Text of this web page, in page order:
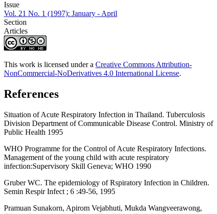
Issue
Vol. 21 No. 1 (1997): January - April
Section
Articles
This work is licensed under a Creative Commons Attribution-
NonCommercial-NoDerivatives 4.0 International License.
References
Situation of Acute Respiratory Infection in Thailand. Tuberculosis
Division Department of Communicable Disease Control. Ministry of
Public Health 1995
WHO Programme for the Control of Acute Respiratory Infections.
Management of the young child with acute respiratory
infection:Supervisory Skill Geneva; WHO 1990
Gruber WC. The epidemiology of Rspiratory Infection in Children.
Semin Respir Infect ; 6 :49-56, 1995
Pramuan Sunakorn, Apirom Vejabhuti, Mukda Wangveerawong,